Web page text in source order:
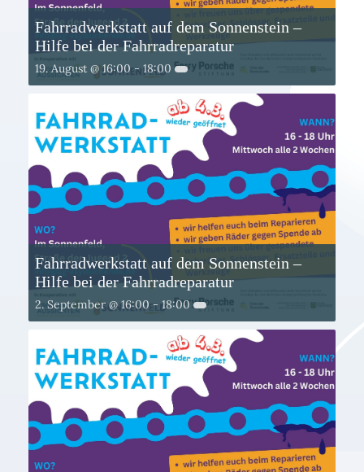
Fahrradwerkstatt auf dem Sonnenstein –
Hilfe bei der Fahrradreparatur
19. August @ 16:00- 18:00
Fahrradwerkstatt auf dem Sonnenstein –
Hilfe bei der Fahrradreparatur
2. September @ 16:00-18:00